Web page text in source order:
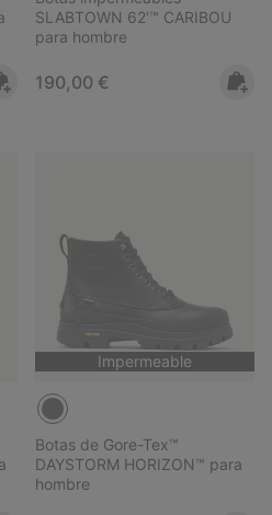
SLABTOWN 62'™ CARIBOU
para hombre
Regular price:
190,00 €
Impermeable
Botas de Gore-Tex™
DAYSTORM HORIZON™ para
hombre